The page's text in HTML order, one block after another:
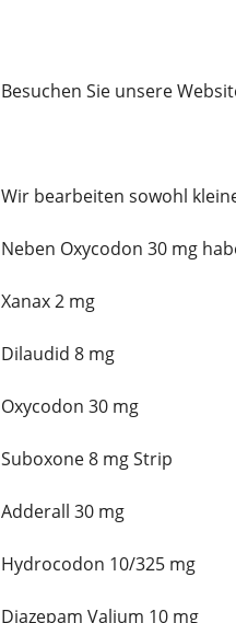
Besuchen Sie unsere
Wir bearbeiten sowohl
Neben Oxycodon 30 mg
Xanax 2 mg
Dilaudid 8 mg
Oxycodon 30 mg
Suboxone 8 mg Strip
Adderall 30 mg
Hydrocodon 10/325 mg
Diazepam Valium 10 mg